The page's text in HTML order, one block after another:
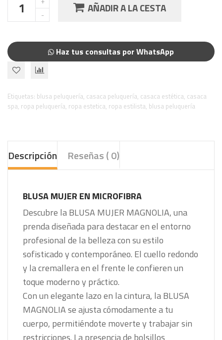
AÑADIR A LA CESTA
Haz tus consultas por WhatsApp
Etiquetas: blusa peluquería, casaca peluquería, casaca estética, casaca
spa, ropa peluquería, ropa estetica, ropa estilista, blusa peluquería
Descripción Reseñas ( 0)
BLUSA MUJER EN MICROFIBRA
Descubre la BLUSA MUJER MAGNOLIA, una
prenda diseñada para destacar en el entorno
profesional de la belleza con su estilo
sofisticado y contemporáneo. El cuello redondo
y la cremallera en el frente le confieren un
toque moderno y práctico.
Con un elegante lazo en la cintura, la BLUSA
MAGNOLIA se ajusta cómodamente a tu
cuerpo, permitiéndote moverte y trabajar sin
restricciones. La presencia de bolsillos